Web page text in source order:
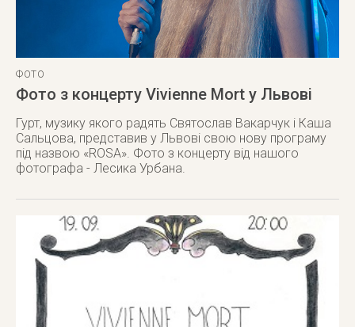
ФОТО
Фото з концерту Vivienne Mort у Львові
Гурт, музику якого радять Святослав Вакарчук і Каша
Сальцова, представив у Львові свою нову програму
під назвою «ROSA». Фото з концерту від нашого
фотографа - Лесика Урбана.